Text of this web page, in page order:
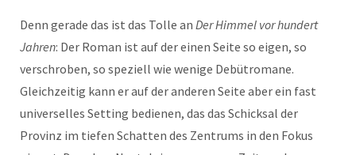
Denn gerade das ist das Tolle an Der Himmel vor hundert
Jahren: Der Roman ist auf der einen Seite so eigen, so
verschroben, so speziell wie wenige Debütromane.
Gleichzeitig kann er auf der anderen Seite aber ein fast
universelles Setting bedienen, das das Schicksal der
Provinz im tiefen Schatten des Zentrums in den Fokus